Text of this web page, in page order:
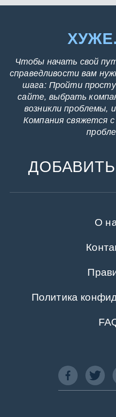
Чтобы начать свой
справедливости вам
шага: Пройти
сайте, выбрать
возникли проблемы,
Компания свяжется
О
Политика